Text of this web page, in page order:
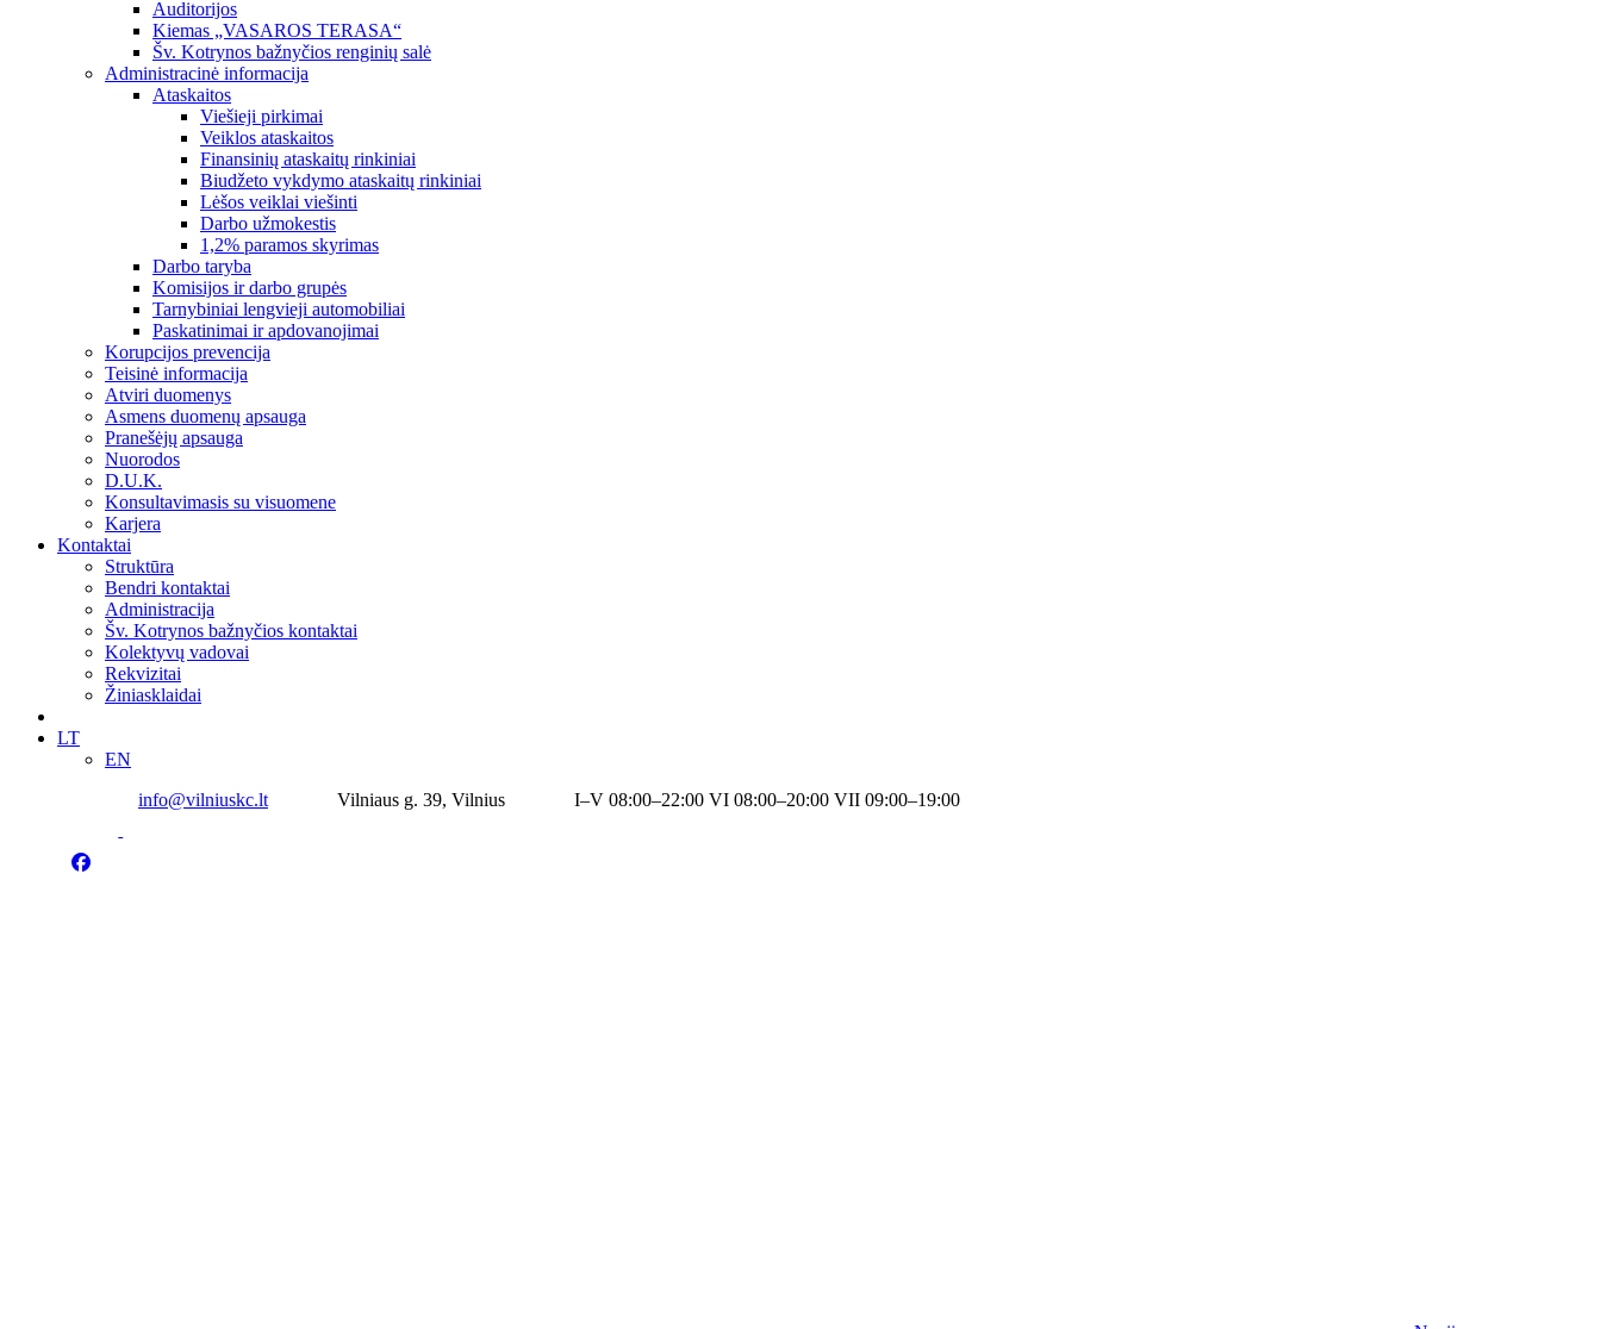
Auditorijos
Kiemas „VASAROS TERASA“
Šv. Kotrynos bažnyčios renginių salė
Administracinė informacija
Ataskaitos
Viešieji pirkimai
Veiklos ataskaitos
Finansinių ataskaitų rinkiniai
Biudžeto vykdymo ataskaitų rinkiniai
Lėšos veiklai viešinti
Darbo užmokestis
1,2% paramos skyrimas
Darbo taryba
Komisijos ir darbo grupės
Tarnybiniai lengvieji automobiliai
Paskatinimai ir apdovanojimai
Korupcijos prevencija
Teisinė informacija
Atviri duomenys
Asmens duomenų apsauga
Pranešėjų apsauga
Nuorodos
D.U.K.
Konsultavimasis su visuomene
Karjera
Kontaktai
Struktūra
Bendri kontaktai
Administracija
Šv. Kotrynos bažnyčios kontaktai
Kolektyvų vadovai
Rekvizitai
Žiniasklaidai
LT
EN
info@vilniuskc.lt
Vilniaus g. 39, Vilnius I–V 08:00–22:00 VI 08:00–20:00 VII 09:00–19:00